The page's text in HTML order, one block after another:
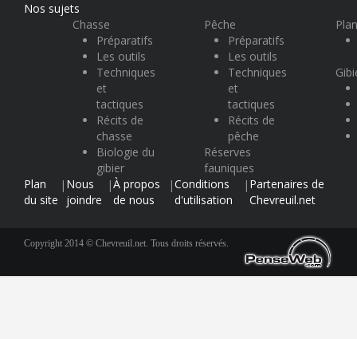
Nos sujets
Chasse
Préparatifs
Les outils
Techniques
et
tactiques
Récits de
chasse
Biologie du
gibier
Pêche
Préparatifs
Les outils
Techniques
et
tactiques
Récits de
pêche
Réserves
fauniques
Plan
du site
| Nous
joindre
|À propos
de nous
|Conditions
d'utilisation
| Partenaires de
Chevreuil.net
Copyright 2014 © Chevreuil.net. Tous droits réservés.